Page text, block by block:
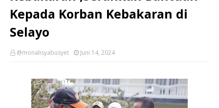
Kepada Korban Kebakaran di
Selayo
@monalisyabusyet Juni 14, 2024